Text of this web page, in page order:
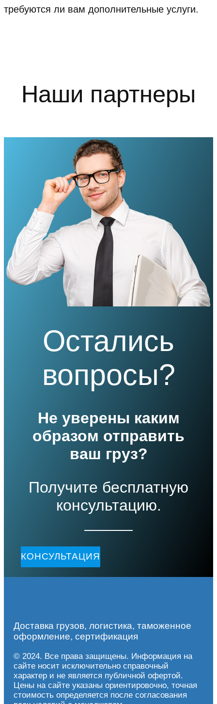
требуются ли вам дополнительные услуги.
Наши партнеры
Остались
вопросы?
Не уверены каким
образом отправить
ваш груз?
Получите бесплатную
консультацию.
КОНСУЛЬТАЦИЯ
Доставка грузов, логистика, таможенное
оформление, сертификация
© 2024. Все права защищены. Информация на
сайте носит исключительно справочный
характер и не является публичной офертой.
Цены на сайте указаны ориентировочно, точная
стоимость определяется после согласования